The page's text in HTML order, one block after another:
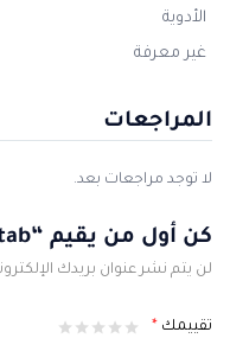
الأدوية
غير معرفة
المراجعات
لا توجد مراجعات بعد.
كن أول من يقيم “Vegapentin 600 tab”
لن يتم نشر عنوان بريدك
تقييمك *